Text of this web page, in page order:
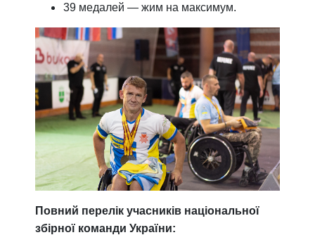
39 медалей — жим на максимум.
Повний перелік учасників національної
збірної команди України: